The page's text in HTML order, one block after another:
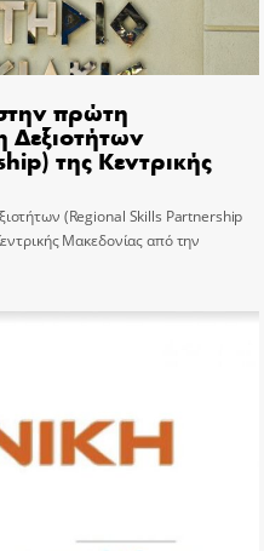
πρώτη
Δεξιοτήτων
της Κεντρικής
(Regional Skills Partnership
Μακεδονίας από την